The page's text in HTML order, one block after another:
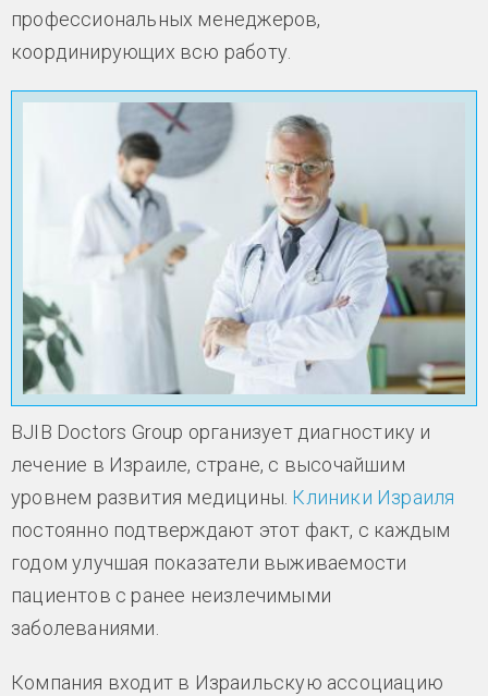
профессиональных менеджеров,
координирующих всю работу.
BJIB Doctors Group организует диагностику и
лечение в Израиле, стране, с высочайшим
уровнем развития медицины. Клиники Израиля
постоянно подтверждают этот факт, с каждым
годом улучшая показатели выживаемости
пациентов с ранее неизлечимыми
заболеваниями.
Компания входит в Израильскую ассоциацию